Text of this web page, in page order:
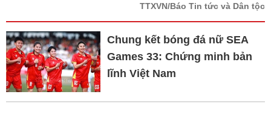
TTXVN/Báo Tin tức và Dân tộc
Chung kết bóng đá nữ SEA
Games 33: Chứng minh bản
lĩnh Việt Nam